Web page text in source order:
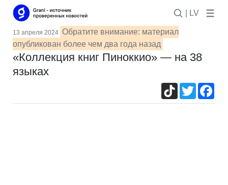
| LV
13 апреля 2024 Обратите внимание: материал
опубликован более чем два года назад
«Коллекция книг Пиноккио» — на 38
языках
TikTokTwitter